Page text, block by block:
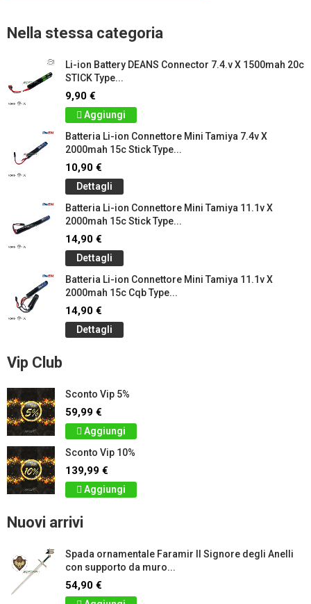
Nella stessa categoria
Li-ion Battery DEANS Connector 7.4.v X 1500mah 20c
STICK Type...
9,90 €
Aggiungi
Batteria Li-ion Connettore Mini Tamiya 7.4v X
2000mah 15c Stick Type...
10,90 €
Dettagli
Batteria Li-ion Connettore Mini Tamiya 11.1v X
2000mah 15c Stick Type...
14,90 €
Dettagli
Batteria Li-ion Connettore Mini Tamiya 11.1v X
2000mah 15c Cqb Type...
14,90 €
Dettagli
Vip Club
Sconto Vip 5%
59,99 €
Aggiungi
Sconto Vip 10%
139,99 €
Aggiungi
Nuovi arrivi
Spada ornamentale Faramir Il Signore degli Anelli
con supporto da muro...
54,90 €